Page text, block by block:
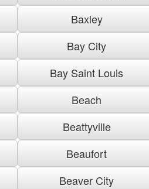
Baxley
Bay City
Bay Saint Louis
Beach
Beattyville
Beaufort
Beaver City